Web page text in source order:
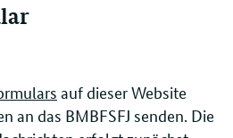
auf dieser Website
an das BMBFSFJ senden. Die